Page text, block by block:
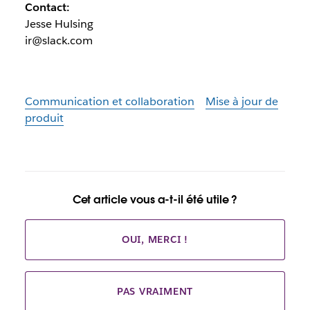
Contact:
Jesse Hulsing
ir@slack.com
Communication et collaboration
Mise à jour de
produit
Cet article vous a-t-il été utile ?
OUI, MERCI !
PAS VRAIMENT